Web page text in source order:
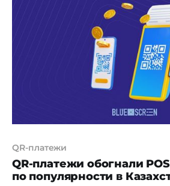
оплачивать по QR-коду. Глава и сооснователь
Kaspi.kz Михаил Ломтадзе: «Многие казахстанцы
QR-платежи
QR-платежи обогнали
по популярности в